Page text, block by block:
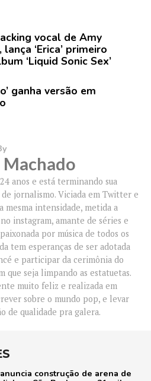
vocal de Amy
‘Erica’ primeiro
‘Liquid Sonic Sex’
ganha versão em
anos e está terminando sua
de jornalismo. Viciada em Twitter e
mesma intensidade, metida a
instagram, amante de séries e
por música de todos os
tem esperanças de ser adotada
e participar da cerimônia do
que seja limpando as estatuetas.
muito feliz e realizada em
sobre o mundo pop, e levar
de qualidade pra galera.
construção de arena de